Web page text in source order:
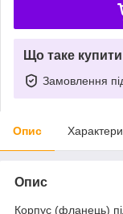
Що таке
Замовлення
Опис
Опис
Корпус (фланець)